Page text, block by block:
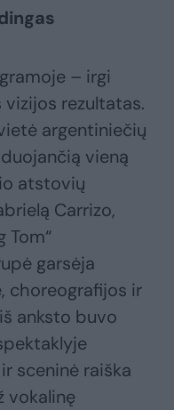
– irgi
rezultatas.
argentiniečių
vieną
atstovių
Carrizo,
Tom“
garsėja
choreografijos ir
anksto buvo
sceninė raiška
vokalinę